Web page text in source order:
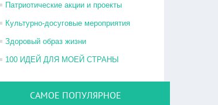
Патриотические акции и проекты
Культурно-досуговые мероприятия
Здоровый образ жизни
100 ИДЕЙ ДЛЯ МОЕЙ СТРАНЫ
САМОЕ ПОПУЛЯРНОЕ